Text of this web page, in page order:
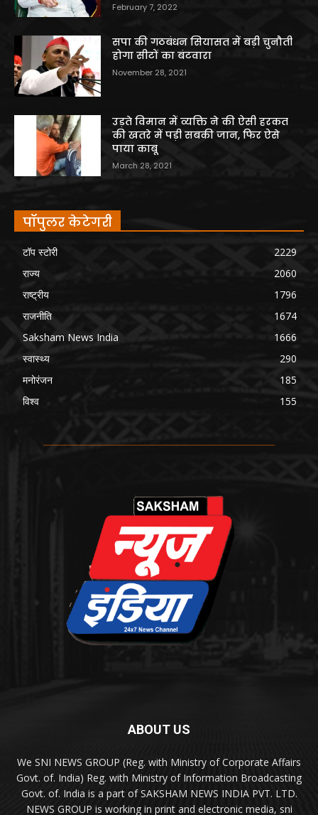
February 7, 2022
सपा की गठबंधन सियासत में बड़ी चुनौती
होगा सीटों का बंटवारा
November 28, 2021
उड़ते विमान में व्यक्ति ने की ऐसी हरकत
की खतरे में पड़ी सबकी जान, फिर ऐसे
पाया काबू
March 28, 2021
पॉपुलर केटेगरी
टॉप स्टोरी
2229
राज्य
2060
राष्ट्रीय
1796
राजनीति
1674
Saksham News India
1666
स्वास्थ्य
290
मनोरंजन
185
विश्व
155
ABOUT US
We SNI NEWS GROUP (Reg. with Ministry of Corporate Affairs
Govt. of. India) Reg. with Ministry of Information Broadcasting
Govt. of. India is a part of SAKSHAM NEWS INDIA PVT. LTD.
NEWS GROUP is working in print and electronic media, sni